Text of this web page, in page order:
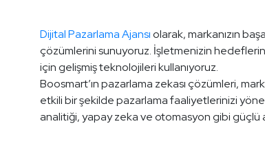
Dijital Pazarlama Ajansıolarak, markanızın
çözümlerini sunuyoruz. İşletmenizin
için gelişmiş teknolojileri kullanıyoruz.
Boosmart’ın pazarlama zekası çözümleri,
etkili bir şekilde pazarlama faaliyetlerinizi
analitiği, yapay zeka ve otomasyon gibi güçlü